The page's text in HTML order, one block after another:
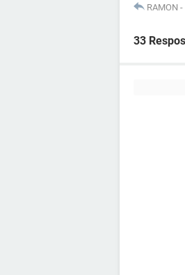
RAMON -
33